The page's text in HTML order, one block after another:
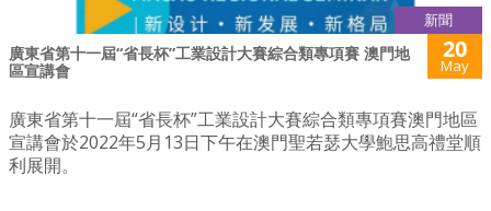
新聞
廣東省第十一屆“省長杯”工業設計大賽綜合類專項賽 澳門地
區宣講會
20
May
廣東省第十一屆“省長杯”工業設計大賽綜合類專項賽澳門地區
宣講會於2022年5月13日下午在澳門聖若瑟大學鮑思高禮堂順
利展開。